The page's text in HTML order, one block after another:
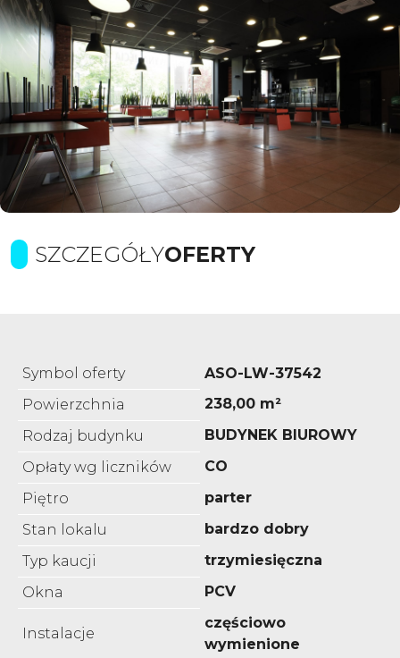
SZCZEGÓŁYOFERTY
Symbol oferty
ASO-LW-37542
Powierzchnia
238,00 m²
Rodzaj budynku
BUDYNEK BIUROWY
Opłaty wg liczników
CO
Piętro
parter
Stan lokalu
bardzo dobry
Typ kaucji
trzymiesięczna
Okna
PCV
Instalacje
częściowo
wymienione